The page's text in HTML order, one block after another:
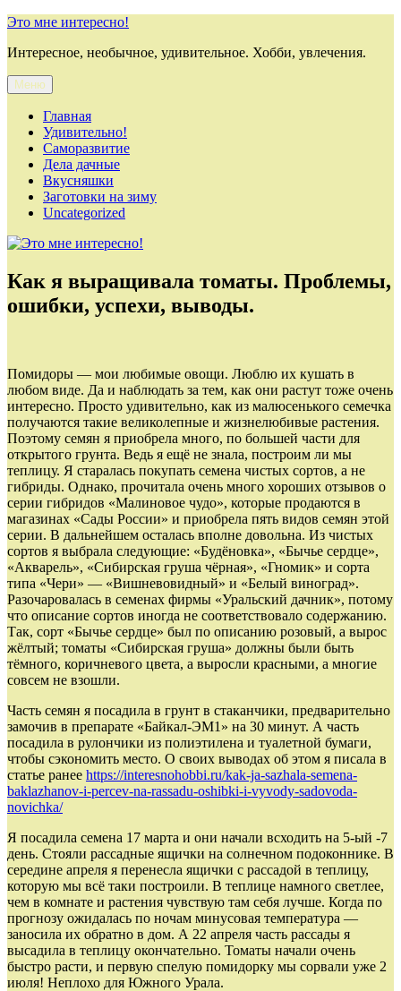
Перейти
содержимому
Это мне интересно!
Интересное, необычное, удивительное. Хобби, увлечения.
Меню
Главная
Удивительно!
Саморазвитие
Дела дачные
Вкусняшки
Заготовки на зиму
Uncategorized
Как я выращивала томаты. Проблемы,
ошибки, успехи, выводы.
Помидоры — мои любимые овощи. Люблю их кушать в
любом виде. Да и наблюдать за тем, как они растут тоже очень
интересно. Просто удивительно, как из малюсенького семечка
получаются такие великолепные и жизнелюбивые растения.
Поэтому семян я приобрела много, по большей части для
открытого грунта. Ведь я ещё не знала, построим ли мы
теплицу. Я старалась покупать семена чистых сортов, а не
гибриды. Однако, прочитала очень много хороших отзывов о
серии гибридов «Малиновое чудо», которые продаются в
магазинах «Сады России» и приобрела пять видов семян этой
серии. В дальнейшем осталась вполне довольна. Из чистых
сортов я выбрала следующие: «Будёновка», «Бычье сердце»,
«Акварель», «Сибирская груша чёрная», «Гномик» и сорта
типа «Чери» — «Вишневовидный» и «Белый виноград».
Разочаровалась в семенах фирмы «Уральский дачник», потому
что описание сортов иногда не соответствовало содержанию.
Так, сорт «Бычье сердце» был по описанию розовый, а вырос
жёлтый; томаты «Сибирская груша» должны были быть
тёмного, коричневого цвета, а выросли красными, а многие
совсем не взошли.
Часть семян я посадила в грунт в стаканчики, предварительно
замочив в препарате «Байкал-ЭМ1» на 30 минут. А часть
посадила в рулончики из полиэтилена и туалетной бумаги,
чтобы сэкономить место. О своих выводах об этом я писала в
статье ранее https://interesnohobbi.ru/kak-ja-sazhala-semena-
baklazhanov-i-percev-na-rassadu-oshibki-i-vyvody-sadovoda-
novichka/
Я посадила семена 17 марта и они начали всходить на 5-ый -7
день. Стояли рассадные ящички на солнечном подоконнике. В
середине апреля я перенесла ящички с рассадой в теплицу,
которую мы всё таки построили. В теплице намного светлее,
чем в комнате и растения чувствую там себя лучше. Когда по
прогнозу ожидалась по ночам минусовая температура —
заносила их обратно в дом. А 22 апреля часть рассады я
высадила в теплицу окончательно. Томаты начали очень
быстро расти, и первую спелую помидорку мы сорвали уже 2
июля! Неплохо для Южного Урала.